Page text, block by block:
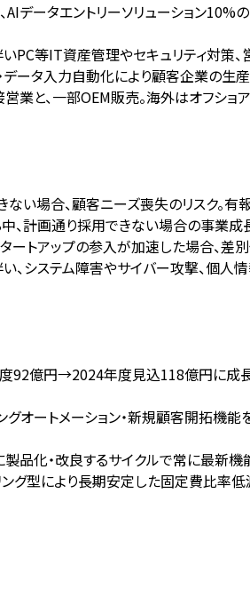
データエントリーソリューション
等IT資産管理やセキュリティ対策、
ータ入力自動化により顧客企業の生
業と、一部OEM販売。海外はオフショ
合、顧客ニーズ喪失のリスク。有報
計画通り採用できない場合の事業成
トアップの参入が加速した場合、差
、システム障害やサイバー攻撃、個
92億円→2024年度見込118億円に成
グオートメーション・新規顧客開拓機
化・改良するサイクルで常に最新機
グ型により長期安定した固定費比